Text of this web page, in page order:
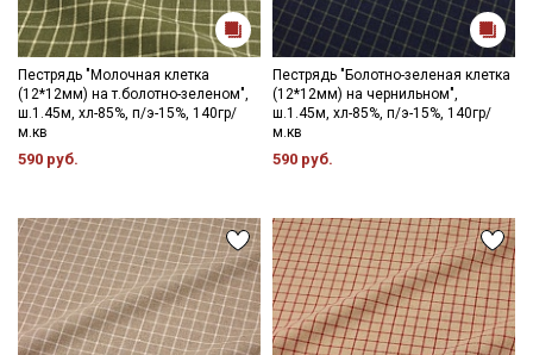
Пестрядь "Молочная клетка
(12*12мм) на т.болотно-зеленом",
ш.1.45м, хл-85%, п/э-15%, 140гр/
м.кв
590 руб.
Пестрядь "Болотно-зеленая клетка
(12*12мм) на чернильном",
ш.1.45м, хл-85%, п/э-15%, 140гр/
м.кв
590 руб.
Секретная рассылка от Купава